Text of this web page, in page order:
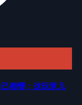
都懵：这玩意儿